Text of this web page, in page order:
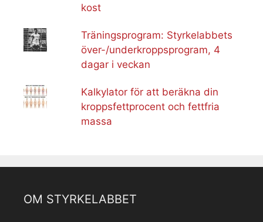
kost
Träningsprogram: Styrkelabbets
över-/underkroppsprogram, 4
dagar i veckan
Kalkylator för att beräkna din
kroppsfettprocent och fettfria
massa
OM STYRKELABBET